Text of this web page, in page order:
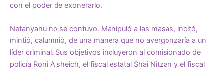
con el poder de exonerarlo.
Netanyahu no se contuvo. Manipuló a las masas, incitó,
mintió, calumnió, de una manera que no avergonzaría a un
líder criminal. Sus objetivos incluyeron al comisionado de
policía Roni Alsheich, el fiscal estatal Shai Nitzan y el fiscal